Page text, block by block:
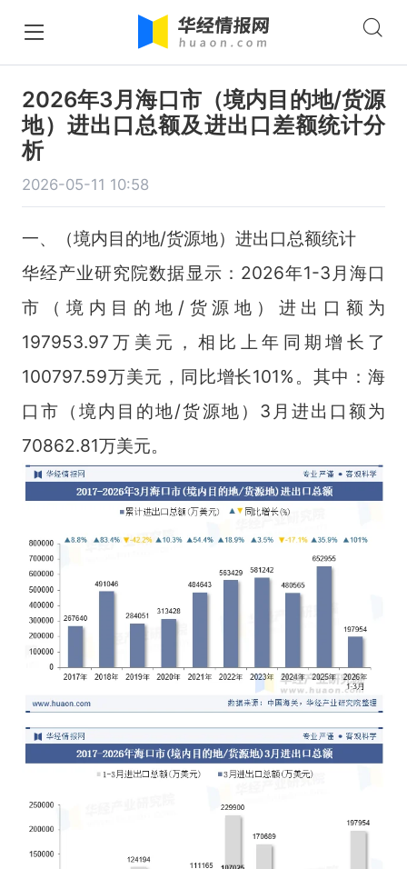
2026年3月海口市（境内目的地/货源
地）进出口总额及进出口差额统计分
析
2026-05-11 10:58
一、（境内目的地/货源地）进出口总额统计
华经产业研究院数据显示：2026年1-3月海口
市（境内目的地/货源地）进出口额为
197953.97万美元，相比上年同期增长了
100797.59万美元，同比增长101%。其中：海
口市（境内目的地/货源地）3月进出口额为
70862.81万美元。